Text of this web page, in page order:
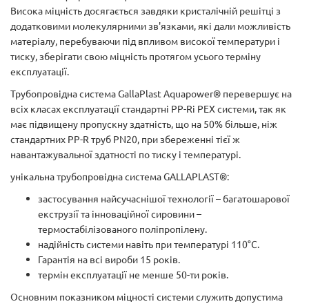
Висока міцність досягається завдяки кристалічній решітці з
додатковими молекулярними зв'язками, які дали можливість
матеріалу, перебуваючи під впливом високої температури і
тиску, зберігати свою міцність протягом усього терміну
експлуатації.
Трубопровідна система GallaPlast Aquapower® перевершує на
всіх класах експлуатації стандартні PP-Rі PEX системи, так як
має підвищену пропускну здатність, що на 50% більше, ніж
стандартних PP-R труб PN20, при збереженні тієї ж
навантажувальної здатності по тиску і температурі.
унікальна трубопровідна система GALLAPLAST®:
застосування найсучаснішої технології – багатошарової
екструзії та інноваційної сировини –
термостабілізованого поліпропілену.
надійність системи навіть при температурі 110°С.
Гарантія на всі вироби 15 років.
термін експлуатації не менше 50-ти років.
Основним показником міцності системи служить допустима